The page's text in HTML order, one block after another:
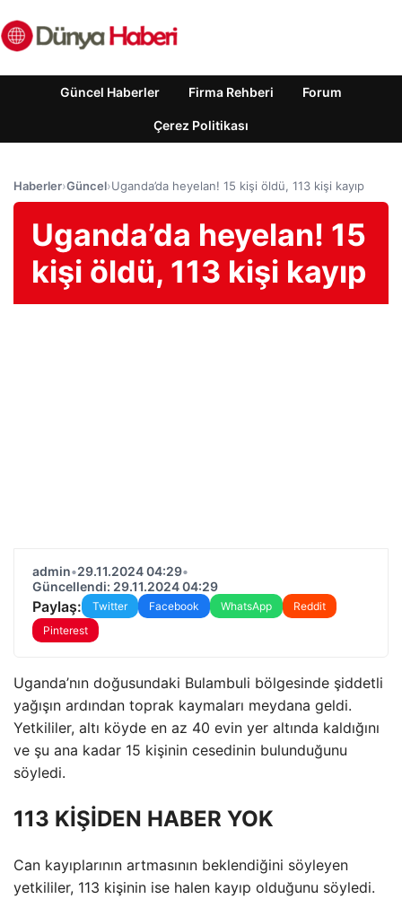
Güncel Haberler Firma Rehberi Forum
Çerez Politikası
Haberler›Güncel›Uganda’da heyelan! 15 kişi öldü, 113 kişi kayıp
Uganda’da heyelan! 15
kişi öldü, 113 kişi kayıp
admin•29.11.2024 04:29•
Güncellendi: 29.11.2024 04:29
Paylaş: Twitter Facebook WhatsApp
Reddit
Pinterest
Uganda’nın doğusundaki Bulambuli bölgesinde şiddetli
yağışın ardından toprak kaymaları meydana geldi.
Yetkililer, altı köyde en az 40 evin yer altında kaldığını
ve şu ana kadar 15 kişinin cesedinin bulunduğunu
söyledi.
113 KİŞİDEN HABER YOK
Can kayıplarının artmasının beklendiğini söyleyen
yetkililer, 113 kişinin ise halen kayıp olduğunu söyledi.